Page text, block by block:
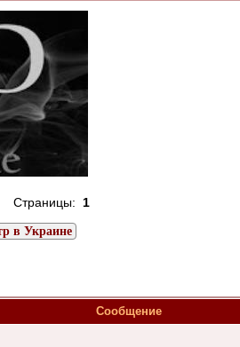
Страницы: 1
в Украине
Сообщение